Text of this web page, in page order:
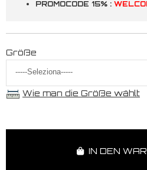
PROMOCODE 15% :
Größe
Wie man die Größe wählt
IN DEN